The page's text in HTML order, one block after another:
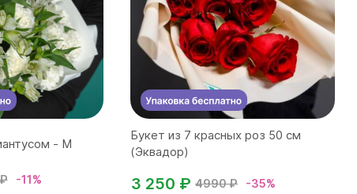
- M
-11%
Букет из 7 красных роз 50 см
(Эквадор)
4990 ₽ -35%
3 250 ₽